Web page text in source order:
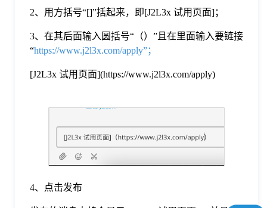
题
2、用方括号“[]”括起来，即[J2L3x 试用页面]；
3、在其后面输入圆括号“（）”且在里面输入要链接
“https://www.j2l3x.com/apply”；
[J2L3x 试用页面](https://www.j2l3x.com/apply)
4、点击发布